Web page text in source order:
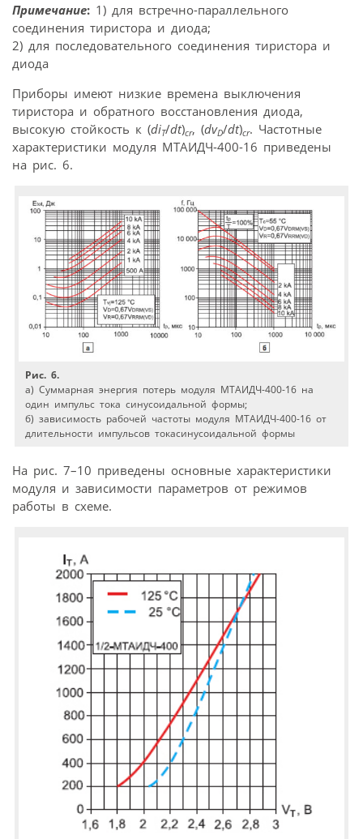
Примечание: 1) для встречно-параллельного
соединения тиристора и диода;
2) для последовательного соединения тиристора и
диода
Приборы имеют низкие времена выключения
тиристора и обратного восстановления диода,
высокую стойкость к (diT/dt)cr, (dvD/dt)cr. Частотные
характеристики модуля МТАИДЧ-400-16 приведены
на рис. 6.
Рис. 6.
а) Суммарная энергия потерь модуля МТАИДЧ-400-16 на
один импульс тока синусоидальной формы;
б) зависимость рабочей частоты модуля МТАИДЧ-400-16 от
длительности импульсов токасинусоидальной формы
На рис. 7–10 приведены основные характеристики
модуля и зависимости параметров от режимов
работы в схеме.